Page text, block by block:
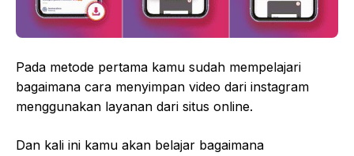
Pada metode pertama kamu sudah mempelajari
bagaimana cara menyimpan video dari instagram
menggunakan layanan dari situs online.
Dan kali ini kamu akan belajar bagaimana